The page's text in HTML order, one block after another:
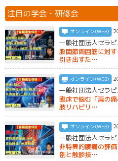
注目の学会・研修会
オンライン(WEB)
一般社団法人セラ
股関節周囲筋に対
引き出すた…
オンライン(WEB)
一般社団法人セラ
臨床で悩む「肩の
肢リハビリ…
オンライン(WEB)
一般社団法人セラ
非特異的腰痛の評
剖と触診技…